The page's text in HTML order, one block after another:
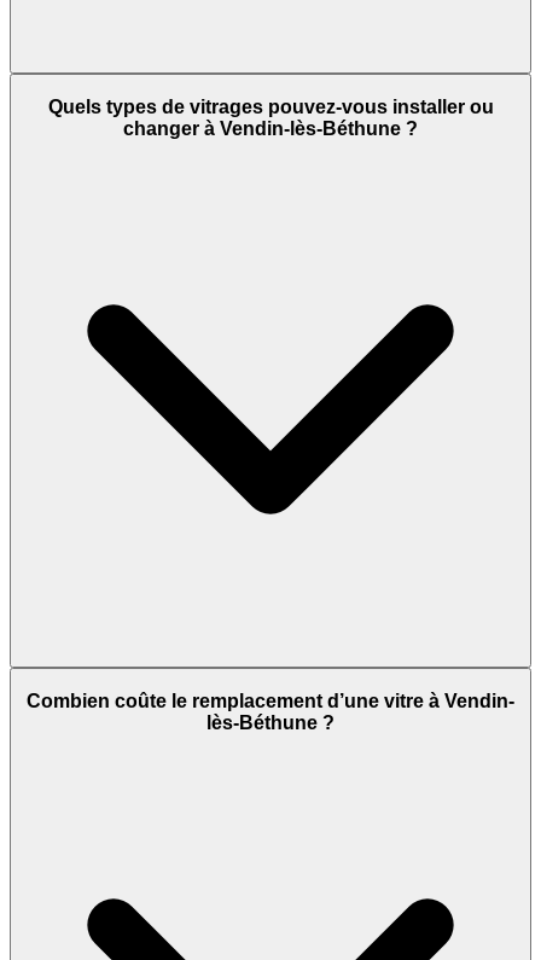
Quels types de vitrages pouvez-vous installer ou
changer à Vendin-lès-Béthune ?
Combien coûte le remplacement d’une vitre à Vendin-
lès-Béthune ?